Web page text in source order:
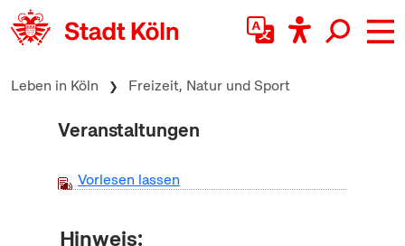
zum Inhalt springen
Leben in Köln Freizeit, Natur und Sport
Veranstaltungen
Vorlesen lassen
Hinweis: